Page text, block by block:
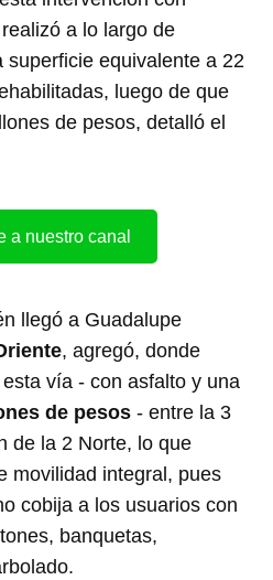
a lo largo de
superficie equivalente a 22
luego de que
de pesos, detalló el
a nuestro canal
llegó a Guadalupe
, agregó, donde
vía - con asfalto y una
de pesos - entre la 3
de la 2 Norte, lo que
movilidad integral, pues
cobija a los usuarios con
banquetas,